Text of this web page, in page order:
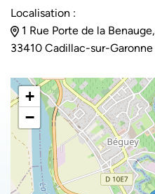
Localisation :
1 Rue Porte de la Benauge,
33410 Cadillac-sur-Garonne
+
−